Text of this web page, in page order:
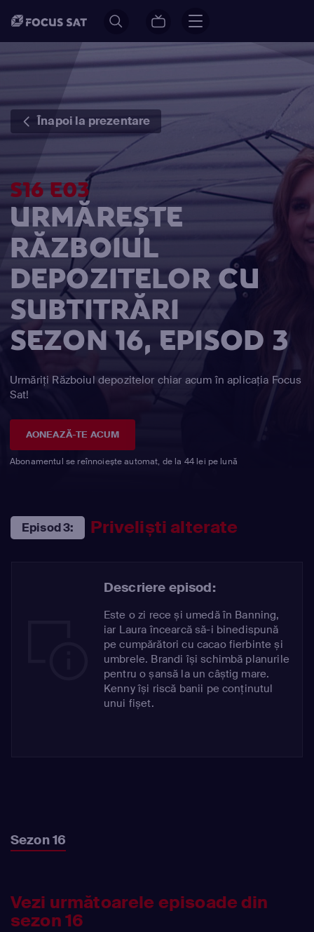
Înapoi la prezentare
S16 E03
URMĂREȘTE
RĂZBOIUL
DEPOZITELOR CU
SUBTITRĂRI
SEZON 16, EPISOD 3
Urmăriți Războiul depozitelor chiar acum în aplicația Focus
Sat!
AONEAZĂ-TE ACUM
Abonamentul se reînnoiește automat, de la 44 lei pe lună
Episod 3: Priveliști alterate
Descriere episod:
Este o zi rece și umedă în Banning,
iar Laura încearcă să-i binedispună
pe cumpărători cu cacao fierbinte și
umbrele. Brandi își schimbă planurile
pentru o șansă la un câștig mare.
Kenny își riscă banii pe conținutul
unui fișet.
Sezon 16
Vezi următoarele episoade din
sezon 16